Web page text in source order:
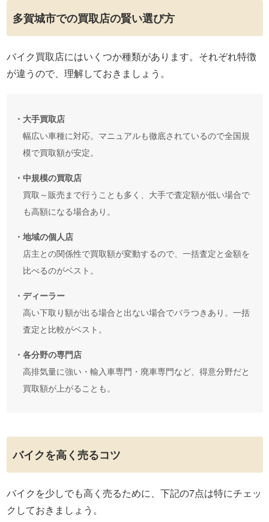
多賀城市での買取店の賢い選び方
バイク買取店にはいくつか種類があります。それぞれ特徴
が違うので、理解しておきましょう。
・大手買取店
幅広い車種に対応。マニュアルも徹底されているので全国規
模で買取額が安定。
・中規模の買取店
買取～販売まで行うことも多く、大手で査定額が低い場合で
も高額になる場合あり。
・地域の個人店
店主との関係性で買取額が変動するので、一括査定と金額を
比べるのがベスト。
・ディーラー
高い下取り額が出る場合と出ない場合でバラつきあり。一括
査定と比較がベスト。
・各分野の専門店
高排気量に強い・輸入車専門・廃車専門など、得意分野だと
買取額が上がることも。
バイクを高く売るコツ
バイクを少しでも高く売るために、下記の7点は特にチェッ
クしておきましょう。